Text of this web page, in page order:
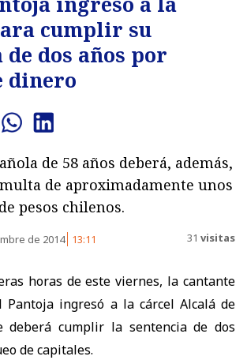
cumplir su
de dos años por
dinero
de 58 años deberá, además,
de aproximadamente unos
pesos chilenos.
de 2014 13:11 31 visitas
horas de este viernes, la cantante
Pantoja ingresó a la cárcel Alcalá de
deberá cumplir la sentencia de dos
de capitales.